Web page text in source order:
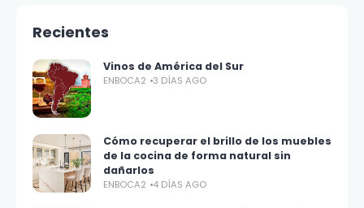
Recientes
Vinos de América del Sur
ENBOCA2 3 DÍAS AGO
Cómo recuperar el brillo de los muebles
de la cocina de forma natural sin
dañarlos
ENBOCA2 4 DÍAS AGO